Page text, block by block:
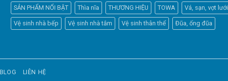
SẢN PHẨM NỔI BẬT Thìa nĩa THƯƠNG HIỆU TOWA Vá, sạn, vợt lưới
Vệ sinh nhà bếp Vệ sinh nhà tắm Vệ sinh thân thể Đũa, ống đũa
BLOG LIÊN HỆ